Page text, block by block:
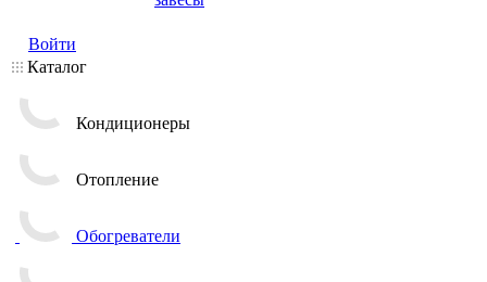
Войти
Каталог
Кондиционеры
Отопление
Обогреватели